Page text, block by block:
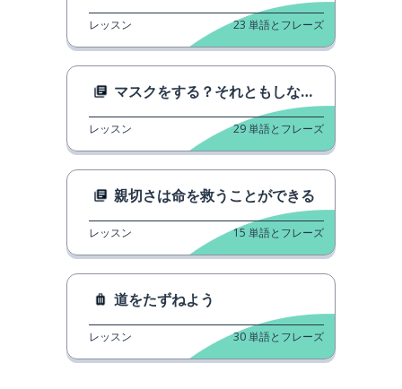
レッスン 23 単語とフレーズ
マスクをする？それともしない？
レッスン 29単語とフレーズ
親切さは命を救うことができる
レッスン 15 単語とフレーズ
道をたずねよう
レッスン 30単語とフレーズ